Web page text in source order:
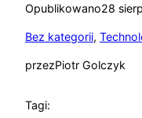
Opublikowano28
Bez kategorii,
przezPiotr Golczyk
Tagi: